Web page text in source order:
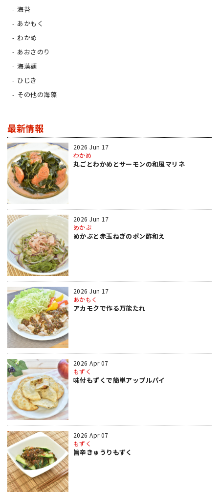
海苔
あかもく
わかめ
あおさのり
海藻麺
ひじき
その他の海藻
最新情報
2026 Jun 17
わかめ
丸ごとわかめとサーモンの和風マリネ
2026 Jun 17
めかぶ
めかぶと赤玉ねぎのポン酢和え
2026 Jun 17
あかもく
アカモクで作る万能たれ
2026 Apr 07
もずく
味付もずくで簡単アップルパイ
2026 Apr 07
もずく
旨辛きゅうりもずく